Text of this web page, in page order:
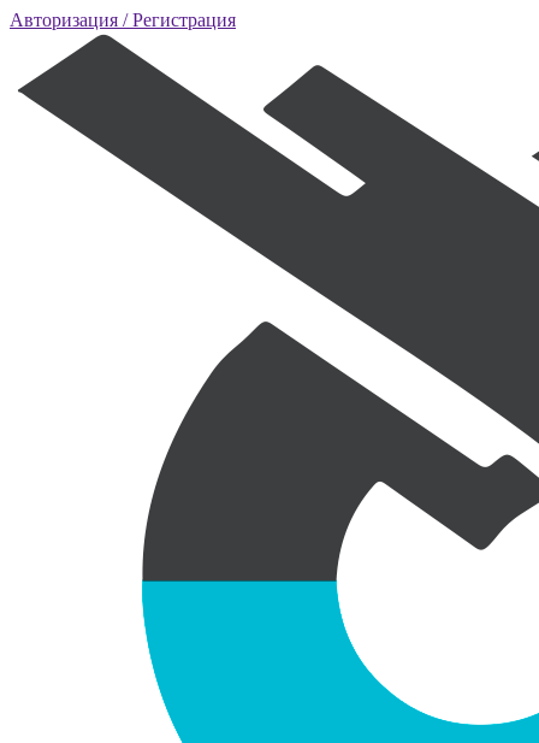
Авторизация / Регистрация